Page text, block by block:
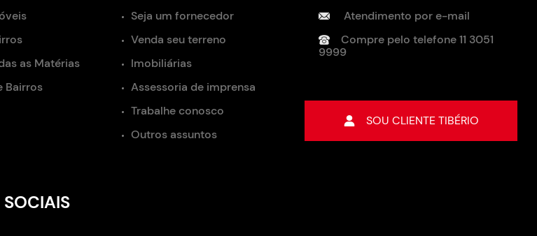
as Matérias
Bairros
Seja um fornecedor
Venda seu terreno
Imobiliárias
Assessoria de imprensa
Trabalhe conosco
Outros assuntos
SOCIAIS
Atendimento por e-mail
Compre pelo telefone11 3051
9999
SOU CLIENTE TIBÉRIO